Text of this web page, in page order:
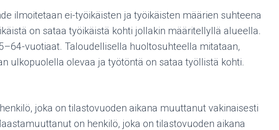
ilmoitetaan ei-työikäisten ja työikäisten määrien suhteena
on sataa työikäistä kohti jollakin määritellyllä alueella.
vuotiaat. Taloudellisella huoltosuhteella mitataan,
ulkopuolella olevaa ja työtöntä on sataa työllistä kohti.
joka on tilastovuoden aikana muuttanut vakinaisesti
on henkilö, joka on tilastovuoden aikana